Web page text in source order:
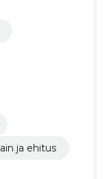
ja ehitus